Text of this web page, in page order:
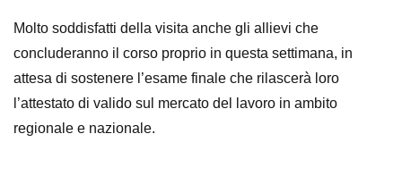
Molto soddisfatti della visita anche gli allievi che
concluderanno il corso proprio in questa settimana, in
attesa di sostenere l’esame finale che rilascerà loro
l’attestato di valido sul mercato del lavoro in ambito
regionale e nazionale.